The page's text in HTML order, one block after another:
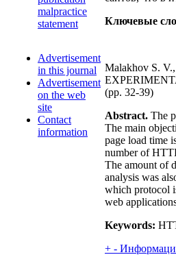
malpractice
statement
Advertisement
in this journal
Advertisement
on the web
site
Contact
information
Ключевые
Malakhov S.
(pp. 32-39)
Abstract. The
The main
page load time
number of
The amount of
analysis was
which protocol
web
Keywords:
+ -